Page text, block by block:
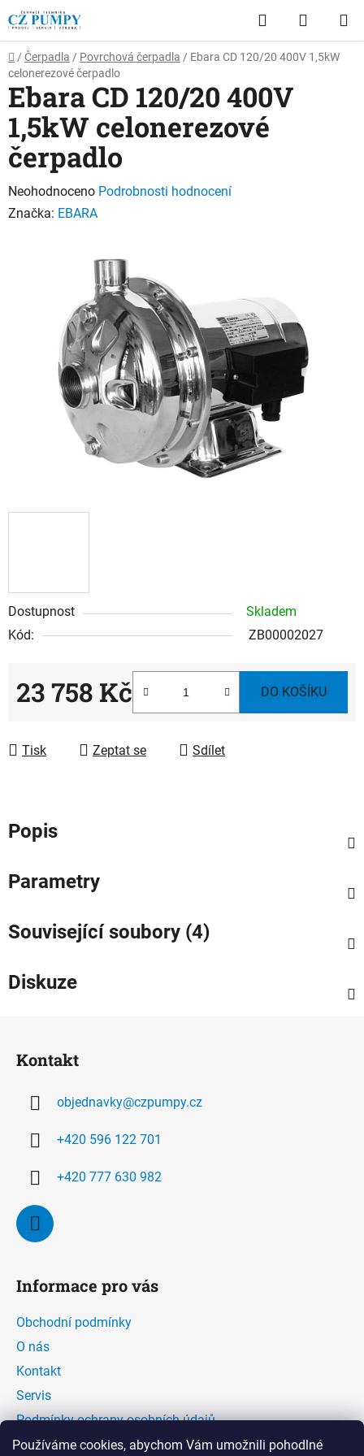
Používáme cookies, abychom Vám umožnili pohodlné
Přejít
na
obsah
Hledat
KOŠÍK
Domů
/ Čerpadla / Povrchová čerpadla / Ebara CD 120/20 400V 1,5kW
celonerezové čerpadlo
Dostupnost
Skladem
Kód:
ZB00002027
23 758 Kč DO KOŠÍKU
Tisk Zeptat se Sdílet
Ebara CD 120/20 400V
1,5kW celonerezové
čerpadlo
Průměrné
hodnocení
hvězdiček.
Neohodnoceno Podrobnosti hodnocení
Značka: EBARA
Popis
Parametry
Související soubory (4)
Diskuze
Kontakt
objednavky@czpumpy.cz
+420 596 122 701
+420 777 630 982
Informace pro vás
Obchodní podmínky
O nás
Kontakt
Servis
Podmínky ochrany osobních údajů
Kontaktní formulář